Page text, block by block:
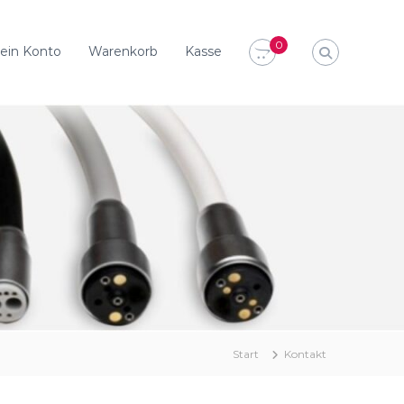
Konto Warenkorb Kasse 0
Start Kontakt